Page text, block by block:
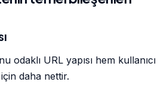
odaklı URL yapısı hem kullanıcı
daha nettir.